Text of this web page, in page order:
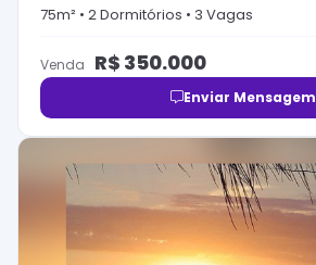
75m² • 2Dormitórios • 3 Vagas
Venda R$ 350.000
Enviar Mensagem